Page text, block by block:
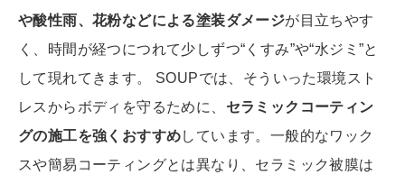
や酸性雨、花粉などによる塗装ダメージが目立ちやす
く、時間が経つにつれて少しずつ“くすみ”や“水ジミ”と
して現れてきます。 SOUPでは、そういった環境スト
レスからボディを守るために、 セラミックコーティン
グの施工を強くおすすめしています。一般的なワック
スや簡易コーティングとは異なり、セラミック被膜は